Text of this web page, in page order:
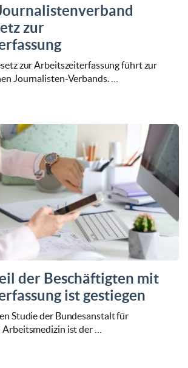
zur
zur Arbeitszeiterfassung führt zur
Journalisten-Verbands. …
der Beschäftigten mit
ist gestiegen
Studie der Bundesanstalt für
ist der …